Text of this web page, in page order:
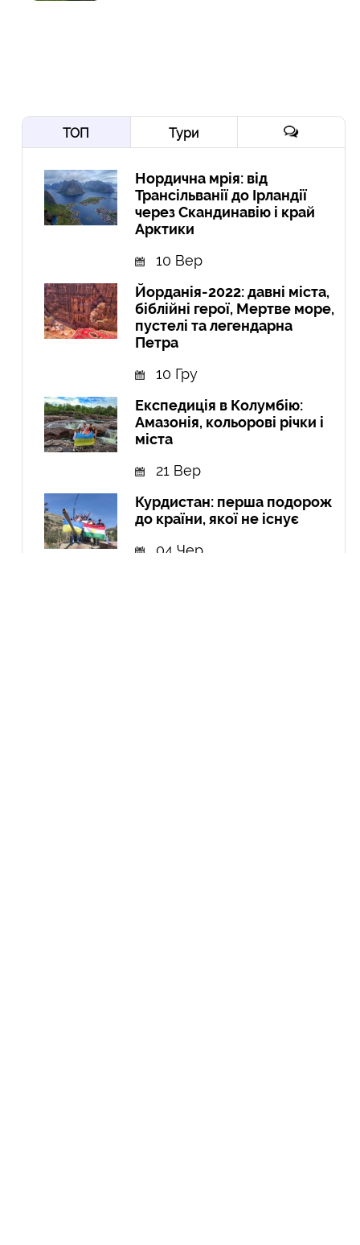
ТОП Тури
Нордична мрія: від
Трансільванії до Ірландії
через Скандинавію і край
Арктики
10 Вер
Йорданія-2022: давні міста,
біблійні герої, Мертве море,
пустелі та легендарна
Петра
10 Гру
Експедиція в Колумбію:
Амазонія, кольорові річки і
міста
21 Вер
Курдистан: перша подорож
до країни, якої не існує
04 Чер